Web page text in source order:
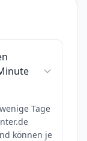
Tage
können je